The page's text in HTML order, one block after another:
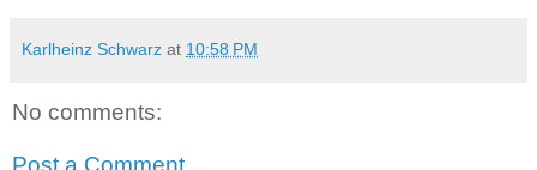
Karlheinz Schwarz at 10:58 PM
No comments:
Post a Comment